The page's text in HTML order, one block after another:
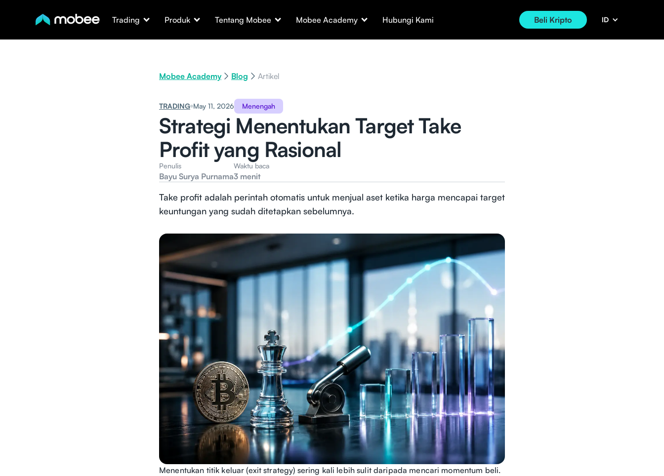
Trading Produk Tentang Mobee Mobee Academy Hubungi Kami Beli Kripto ID
Mobee Academy Blog Artikel
Menengah
TRADING May 11, 2026
Strategi Menentukan Target Take
Profit yang Rasional
Penulis
Bayu Surya Purnama
Waktu baca
3 menit
Take profit adalah perintah otomatis untuk menjual aset ketika harga mencapai target
keuntungan yang sudah ditetapkan sebelumnya.
Menentukan titik keluar (exit strategy) sering kali lebih sulit daripada mencari momentum beli.